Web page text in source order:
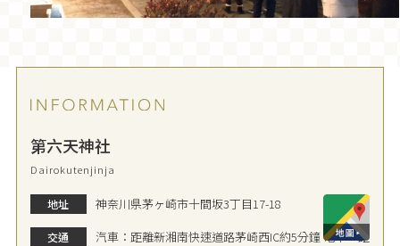
第六天神社
Dairokutenjinja
地址 神奈川県茅ヶ崎市十間坂3丁目17-18
交通
汽車：距離新湘南快速道路茅崎西IC約5分鐘 電車：距